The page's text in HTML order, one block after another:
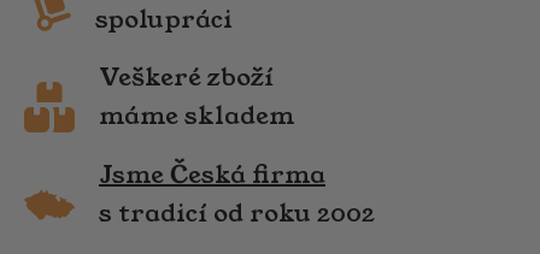
spolupráci
Veškeré zboží
máme skladem
Jsme Česká firma
s tradicí od roku 2002